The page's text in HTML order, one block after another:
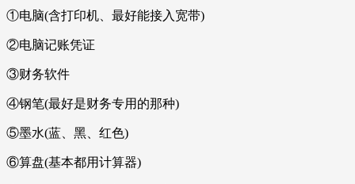
①电脑(含打印机、最好能接入宽带)
②电脑记账凭证
③财务软件
④钢笔(最好是财务专用的那种)
⑤墨水(蓝、黑、红色)
⑥算盘(基本都用计算器)